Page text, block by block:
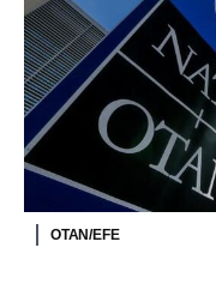
OTAN/EFE